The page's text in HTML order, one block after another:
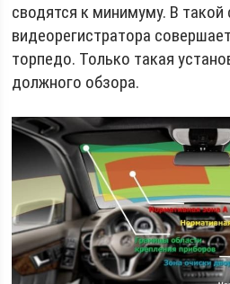
сводятся к минимуму. В такой
видеорегистратора
торпедо. Только такая
должного обзора.